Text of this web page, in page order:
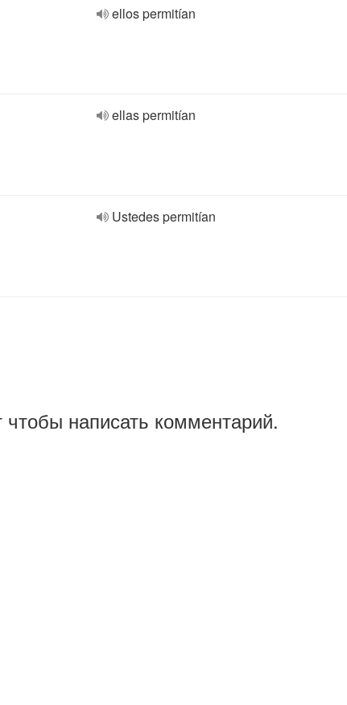
ellos permitían
ellas permitían
Ustedes permitían
написать комментарий.